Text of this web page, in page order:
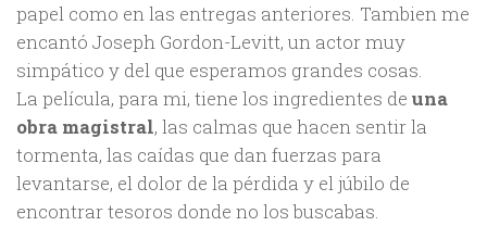
papel como en las entregas anteriores. Tambien me
encantó Joseph Gordon-Levitt, un actor muy
simpático y del que esperamos grandes cosas.
La película, para mi, tiene los ingredientes de una
obra magistral, las calmas que hacen sentir la
tormenta, las caídas que dan fuerzas para
levantarse, el dolor de la pérdida y el júbilo de
encontrar tesoros donde no los buscabas.